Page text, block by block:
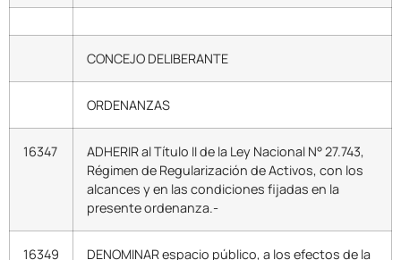
CONCEJO DELIBERANTE
ORDENANZAS
16347
ADHERIR al Título II de la Ley Nacional N° 27.743,
Régimen de Regularización de Activos, con los
alcances y en las condiciones fijadas en la
presente ordenanza.-
16349
DENOMINAR espacio público, a los efectos de la